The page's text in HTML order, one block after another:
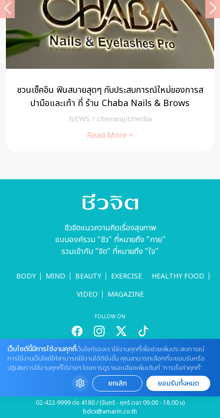
ชวนเช็คอิน ฟินสบายสุดๆ กับประสบการณ์ใหม่ของการส
ปามือและเท้า ที่ ร้าน Chaba Nails & Brows
NEWS / cheewajitmedia
Read More +
ชีวจิตแนวความคิดเรื่องสุขภาพ
แบบองค์รวม "ชีว" ที่หมายถึง "กาย"
รวมเข้ากับ "จิต" ที่หมายถึง "ใจ"
BODY MIND BEAUTY EXERCISE
HEALTHY FOOD
VIDEO
MAGAZINE
FOLLOW ON
สนใจลงโฆษณากับเว็บไซต์
Tel : 085 661 4629 / (จันทร์ - ศุกร์ เวลา 09.00 - 18.00 น)
cheewajitmedia@gmail.com
ติดต่อแจ้งปัญหาหรือร้องเรียน
02-422-9999 ต่อ 4180 / (จันทร์ - ศุกร์ เวลา 09.00 - 18.00 น)
bdcx@amarin.co.th
เว็บไซต์นี้มีการใช้งานคุกกี้เว็บไซต์ของเราใช้งานคุกกี้เพื่อช่วยเพิ่มประสบการณ์
การใช้งานเว็บไซต์ให้สามารถใช้งานได้ดียิ่งขึ้น คุณสามารถเลือกที่จะยอมรับหรือ
ปฏิเสธการใช้งานคุกกี้ได้ง่ายๆ โดยการดูรายละเอียดเพิ่มเติมที่ “การตั้งค่าคุกกี้”
ยกเลิก ยอมรับทั้งหมด